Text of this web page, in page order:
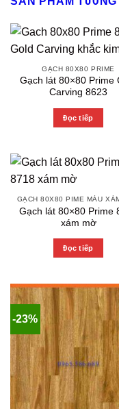
GẠCH 80X80 PRIME
Gạch lát 80×80 Prime
Carving 8623
Đọc tiếp
Gạch lát 80×80 Prime
xám mờ
Đọc tiếp
-23%